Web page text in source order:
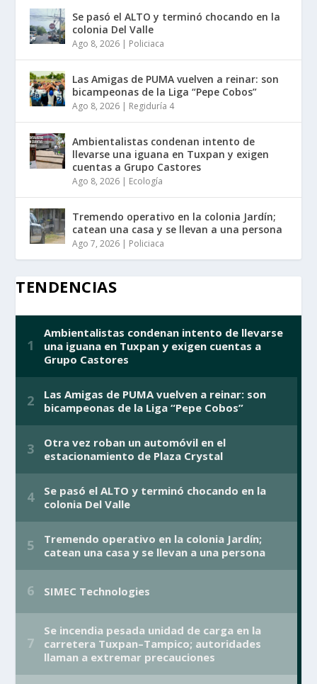
Se pasó el ALTO y terminó chocando en la
colonia Del Valle
Ago 8, 2026 | Policiaca
Las Amigas de PUMA vuelven a reinar: son
bicampeonas de la Liga “Pepe Cobos”
Ago 8, 2026 | Regiduría 4
Ambientalistas condenan intento de
llevarse una iguana en Tuxpan y exigen
cuentas a Grupo Castores
Ago 8, 2026 | Ecología
Tremendo operativo en la colonia Jardín;
catean una casa y se llevan a una persona
Ago 7, 2026 | Policiaca
TENDENCIAS